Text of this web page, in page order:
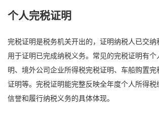
个人完税证明
完税证明是税务机关开出的，证明纳税人已交纳
用于证明已完成纳税义务。常见的完税证明有
明、境外公司企业所得税完税证明、车船购置
证明等。完税证明能完整反映全年度个人所得
信誉和履行纳税义务的具体体现。